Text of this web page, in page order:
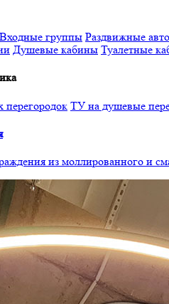
Входные группы Раздвижные
Душевые кабины Туалетные
ТУ на душевые
из моллированного и